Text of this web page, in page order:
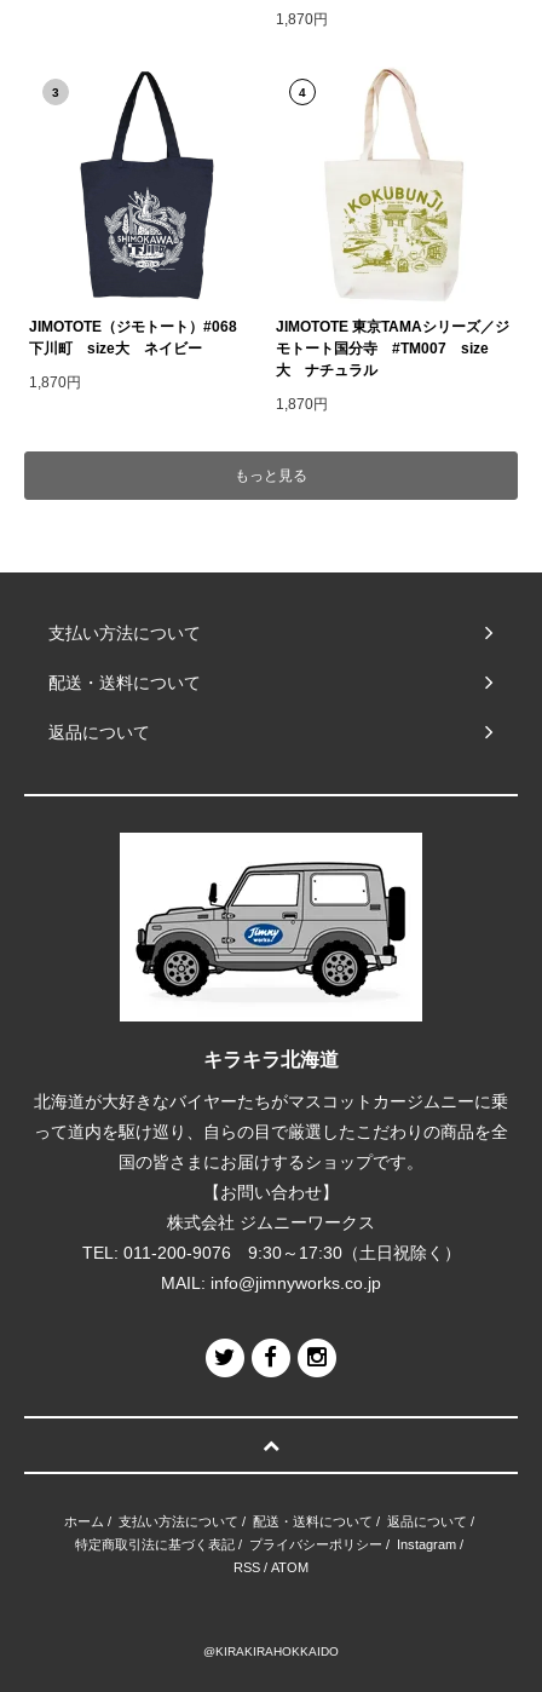
1,870円
3
JIMOTOTE（ジモトート）#068
下川町 size大 ネイビー
1,870円
4
JIMOTOTE 東京TAMAシリーズ／ジ
モトート国分寺 #TM007 size
大 ナチュラル
1,870円
もっと見る
支払い方法について
配送・送料について
返品について
キラキラ北海道
北海道が大好きなバイヤーたちがマスコットカージムニーに乗
って道内を駆け巡り、自らの目で厳選したこだわりの商品を全
国の皆さまにお届けするショップです。
【お問い合わせ】
株式会社 ジムニーワークス
TEL: 011-200-9076 9:30～17:30（土日祝除く）
MAIL: info@jimnyworks.co.jp
ホーム / 支払い方法について / 配送・送料について / 返品について /
特定商取引法に基づく表記 / プライバシーポリシー / Instagram /
RSS / ATOM
@KIRAKIRAHOKKAIDO